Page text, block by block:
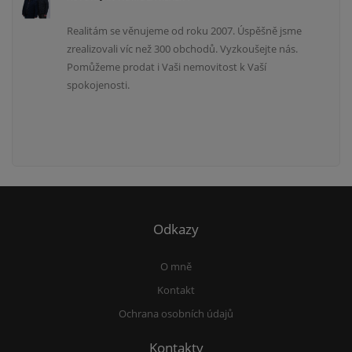
Realitám se věnujeme od roku 2007. Úspěšně jsme
zrealizovali víc než 300 obchodů. Vyzkoušejte nás.
Pomůžeme prodat i Vaši nemovitost k Vaší
spokojenosti.
Odkazy
O mně
Kontakt
Ochrana osobních údajů
Kontakty